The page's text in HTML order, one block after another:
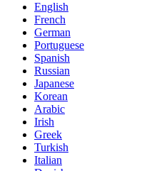
English
French
German
Portuguese
Spanish
Russian
Japanese
Korean
Arabic
Irish
Greek
Turkish
Italian